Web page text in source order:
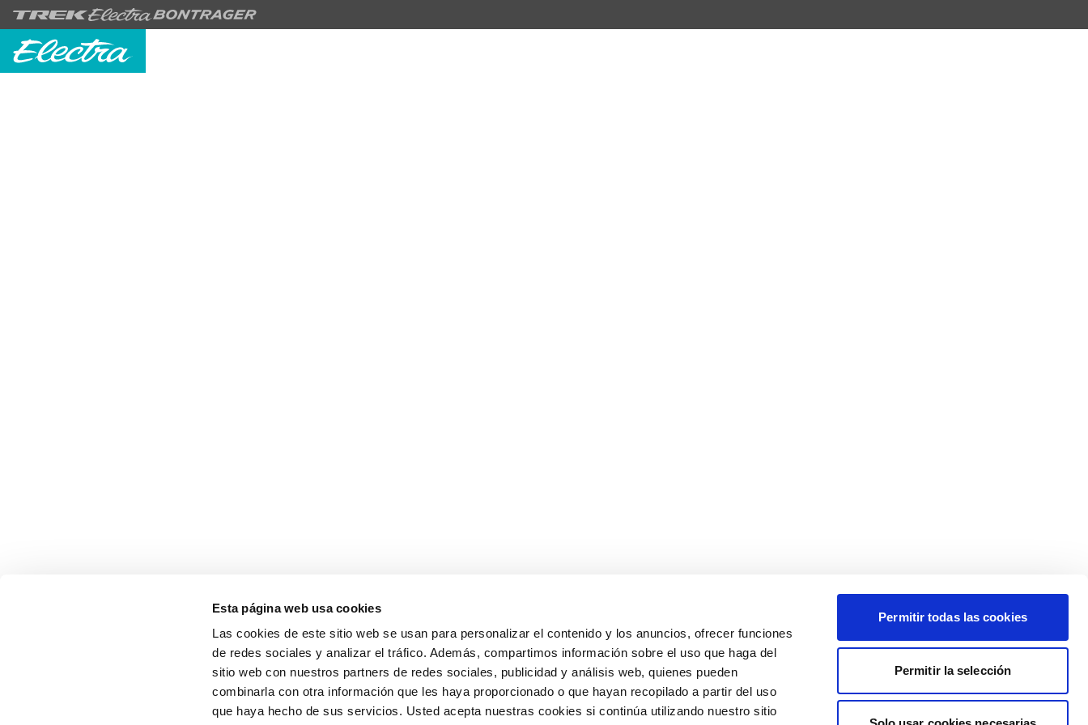
Esta página web usa cookies
Las cookies de este sitio web se usan para personalizar el contenido y los anuncios, ofrecer funciones
de redes sociales y analizar el tráfico. Además, compartimos información sobre el uso que haga del
sitio web con nuestros partners de redes sociales, publicidad y análisis web, quienes pueden
combinarla con otra información que les haya proporcionado o que hayan recopilado a partir del uso
que haya hecho de sus servicios. Usted acepta nuestras cookies si continúa utilizando nuestro sitio
Permitir todas las cookies
Permitir la selección